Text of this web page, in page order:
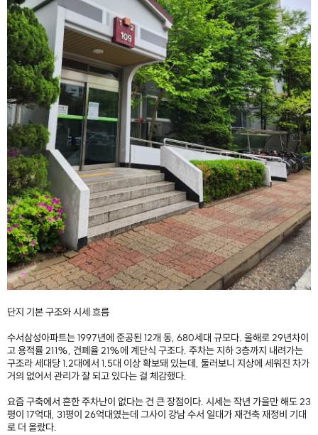
단지 기본 구조와 시세 흐름
수서삼성아파트는 1997년에 준공된 12개 동, 680세대 규모다. 올해로 29년차이
고 용적률 211%, 건폐율 21%에 계단식 구조다. 주차는 지하 3층까지 내려가는
구조라 세대당 1.2대에서 1.5대 이상 확보돼 있는데, 둘러보니 지상에 세워진 차가
거의 없어서 관리가 잘 되고 있다는 걸 체감했다.
요즘 구축에서 흔한 주차난이 없다는 건 큰 장점이다. 시세는 작년 가을만 해도 23
평이 17억대, 31평이 26억대였는데 그사이 강남 수서 일대가 재건축 재정비 기대
로 더 올랐다.